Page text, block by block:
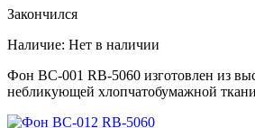
Закончился
Наличие: Нет в наличии
Фон BC-001 RB-5060 изготовлен из
небликующей хлопчатобумажной